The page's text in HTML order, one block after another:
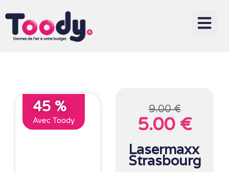
45 %
Avec Toody
9.00 €
5.00 €
Lasermaxx
Strasbourg